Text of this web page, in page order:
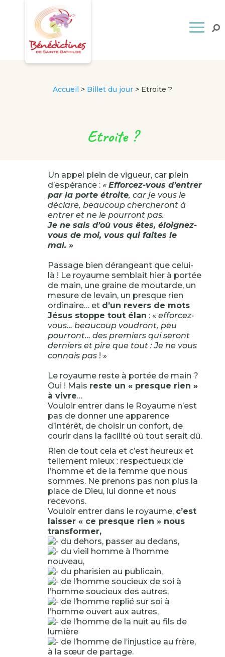
Accueil > Billet du jour> Etroite ?
Etroite ?
Un appel plein de vigueur, car plein
d’espérance : « Efforcez-vous d’entrer
par la porte étroite, car je vous le
déclare, beaucoup chercheront à
entrer et ne le pourront pas.
Je ne sais d’où vous êtes, éloignez-
vous de moi, vous qui faites le
mal. »
Passage bien dérangeant que celui-
là ! Le royaume semblait hier à portée
de main, une graine de moutarde, un
mesure de levain, un presque rien
ordinaire… et d’un revers de mots
Jésus stoppe tout élan : « efforcez-
vous… beaucoup voudront, peu
pourront… des premiers qui seront
derniers et pire que tout : Je ne vous
connais pas! »
Le royaume reste à portée de main ?
Oui ! Mais reste un « presque rien »
à vivre…
Vouloir entrer dans le Royaume n’est
pas de donner une apparence
d’intérêt, de choisir un confort, de
courir dans la facilité où tout serait dû.
Rien de tout cela et c’est heureux et
tellement mieux : respectueux de
l’homme et de la femme que nous
sommes. Ne prenons pas non plus la
place de Dieu, lui donne et nous
recevons.
Vouloir entrer dans le royaume, c’est
laisser « ce presque rien » nous
transformer,
du dehors, passer au dedans,
du vieil homme à l’homme
nouveau,
du pharisien au publicain,
de l’homme soucieux de soi à
l’homme soucieux des autres,
de l’homme replié sur soi à
l’homme ouvert aux autres,
de l’homme de la nuit au fils de
lumière
de l’homme de l’injustice au frère,
à la sœur de partage.